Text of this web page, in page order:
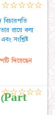
রায়ে বলা
সংশ্লিষ্ট
দিয়েছেন
☆☆☆☆☆
☆☆☆☆☆